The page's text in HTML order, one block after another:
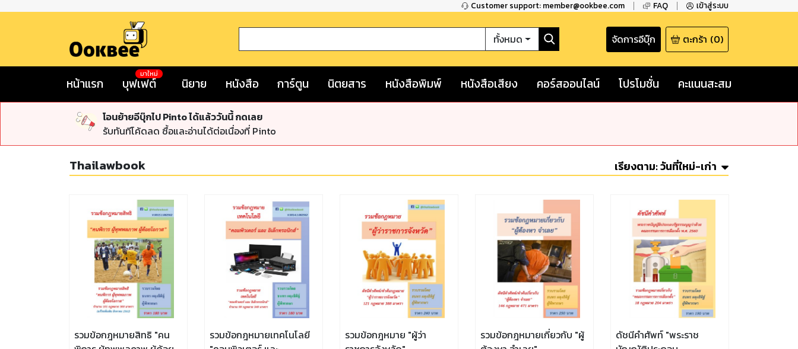
Customer support: member@ookbee.com FAQ เข้าสู่ระบบ
ทั้งหมด จัดการอีบุ๊ก ตะกร้า (0)
หน้าแรก บุฟเฟต์
มาใหม่
นิยาย หนังสือ การ์ตูน นิตยสาร หนังสือพิมพ์ หนังสือเสียง คอร์สออนไลน์ โปรโมชั่น คะแนนสะสม
โอนย้ายอีบุ๊กไป Pinto ได้แล้ววันนี้ กดเลย
รับทันทีโค้ดลด ซื้อและอ่านได้ต่อเนื่องที่ Pinto
Thailawbook เรียงตาม:วันที่ใหม่-เก่า
รวมข้อกฎหมายสิทธิ "คน
รวมข้อกฎหมายเทคโนโลยี
รวมข้อกฎหมาย "ผู้ว่า
รวมข้อกฎหมายเกี่ยวกับ "ผู้
ดัชนีคำศัพท์ "พระราช